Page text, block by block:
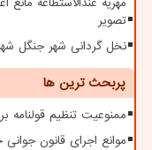
تصویر
نخل گردانی شهر جنگل
پربحث ترین ها
ممنوعیت تنظیم قولنامه
موانع اجرای قانون